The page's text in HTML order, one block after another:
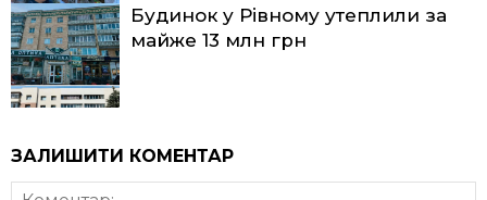
Будинок у Рівному утеплили за
майже 13 млн грн
ЗАЛИШИТИ КОМЕНТАР